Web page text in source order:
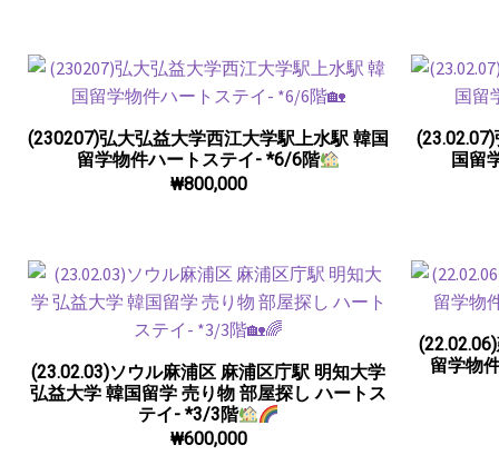
(230207)弘大弘益大学西江大学駅上水駅 韓国
留学物件ハートステイ- *6/6階
₩800,000
国留
(23.02.03)ソウル麻浦区 麻浦区庁駅 明知大学
弘益大学 韓国留学 売り物 部屋探し ハートス
テイ- *3/3階
₩600,000
留学物